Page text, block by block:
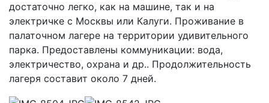
достаточно легко, как на машине, так и на
электричке с Москвы или Калуги. Проживание в
палаточном лагере на территории удивительного
парка. Предоставлены коммуникации: вода,
электричество, охрана и др.. Продолжительность
лагеря составит около 7 дней.